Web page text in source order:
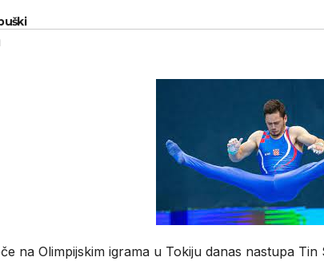
na Olimpijskim igrama u Tokiju danas nastupa Tin